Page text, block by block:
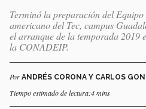
Terminó la preparación del
americano del Tec, campus
el arranque de la temporada 2019
la CONADEIP.
Por ANDRÉS CORONA Y CARLOS
Tiempo estimado de lectura:4 mins